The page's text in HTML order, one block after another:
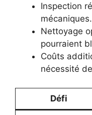
Inspection
mécaniques.
Nettoyage
pourraient
Coûts
nécessité
Défi